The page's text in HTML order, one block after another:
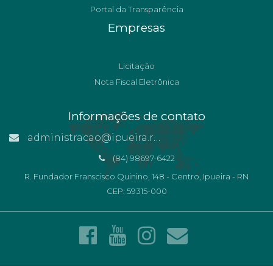
Portal da Transparência
Empresas
Licitação
Nota Fiscal Eletrônica
Informações de contato
administracao@ipueira.rn.gov.br
(84) 98697-6422
R. Fundador Franscisco Quinino, 148 - Centro, Ipueira - RN
CEP: 59315-000